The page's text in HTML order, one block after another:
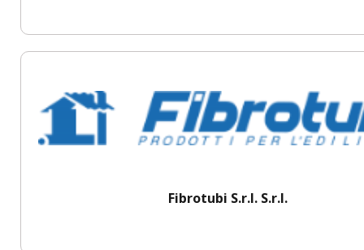
Fibrotubi S.r.l. S.r.l.